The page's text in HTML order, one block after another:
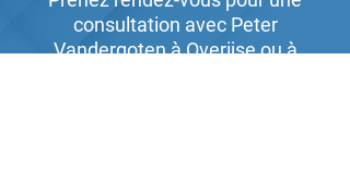
consultation avec Peter
Vandergoten à Overijse ou à